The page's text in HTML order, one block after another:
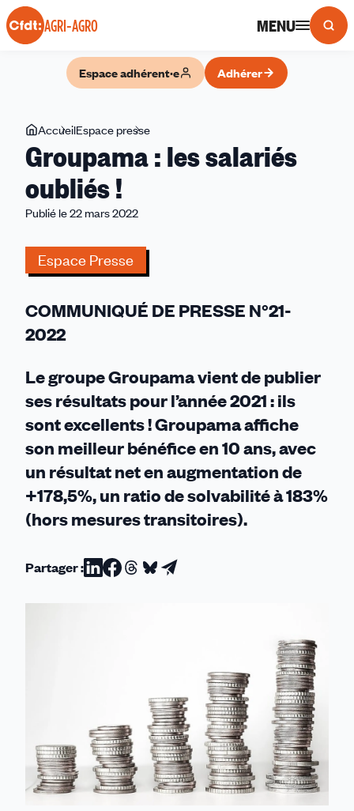
Panneau de gestion des cookies
AGRI-AGRO MENU
Espace adhérent·e Adhérer
Vous
êtes
ici
AccueilEspace presse
Groupama : les salariés
oubliés !
Publié le 22 mars 2022
Espace Presse
COMMUNIQUÉ DE PRESSE N°21-
2022
Le groupe Groupama vient de publier
ses résultats pour l’année 2021 : ils
sont excellents ! Groupama affiche
son meilleur bénéfice en 10 ans, avec
un résultat net en augmentation de
+178,5%, un ratio de solvabilité à 183%
(hors mesures transitoires).
Partager :Partager
Partager
Partager
Partager
Partager